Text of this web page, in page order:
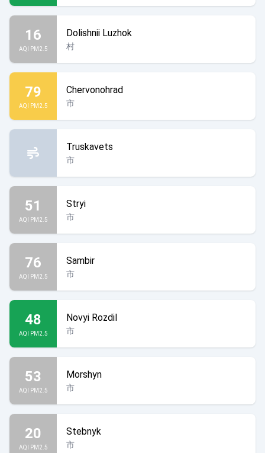
16
AQI PM2.5
Dolishnii Luzhok
村
79
AQI PM2.5
Chervonohrad
市
Truskavets
市
51
AQI PM2.5
Stryi
市
76
AQI PM2.5
Sambir
市
48
AQI PM2.5
Novyi Rozdil
市
53
AQI PM2.5
Morshyn
市
20
AQI PM2.5
Stebnyk
市